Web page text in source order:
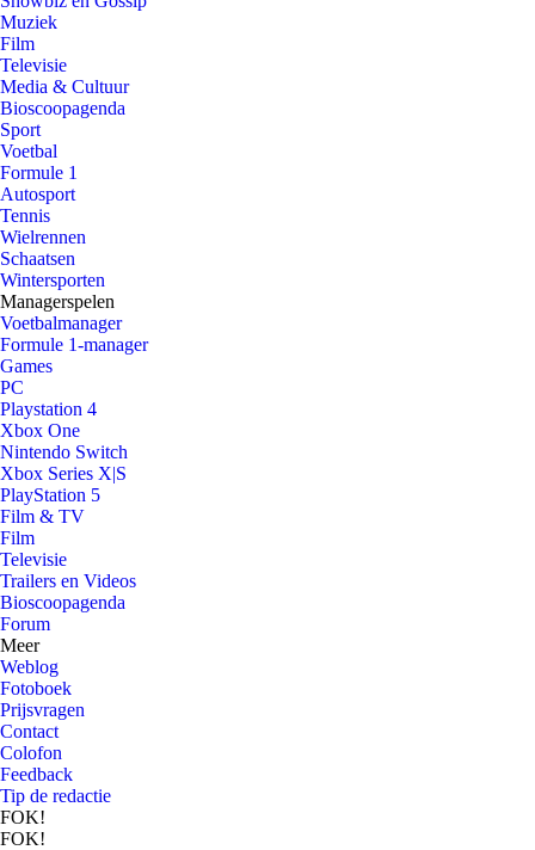
Muziek
Film
Televisie
Media & Cultuur
Bioscoopagenda
Sport
Voetbal
Formule 1
Autosport
Tennis
Wielrennen
Schaatsen
Wintersporten
Managerspelen
Voetbalmanager
Formule 1-manager
Games
PC
Playstation 4
Xbox One
Nintendo Switch
Xbox Series X|S
PlayStation 5
Film & TV
Film
Televisie
Trailers en Videos
Bioscoopagenda
Forum
Meer
Weblog
Fotoboek
Prijsvragen
Contact
Colofon
Feedback
Tip de redactie
FOK!
FOK!